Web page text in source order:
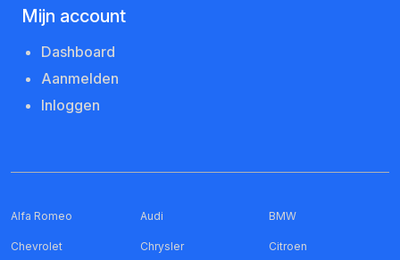
Mijn account
Dashboard
Aanmelden
Inloggen
Alfa Romeo Audi BMW
Chevrolet Chrysler Citroen